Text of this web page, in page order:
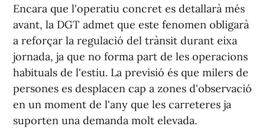
Encara que l'operatiu concret es detallarà més
avant, la DGT admet que este fenomen obligarà
a reforçar la regulació del trànsit durant eixa
jornada, ja que no forma part de les operacions
habituals de l'estiu. La previsió és que milers de
persones es desplacen cap a zones d'observació
en un moment de l'any que les carreteres ja
suporten una demanda molt elevada.